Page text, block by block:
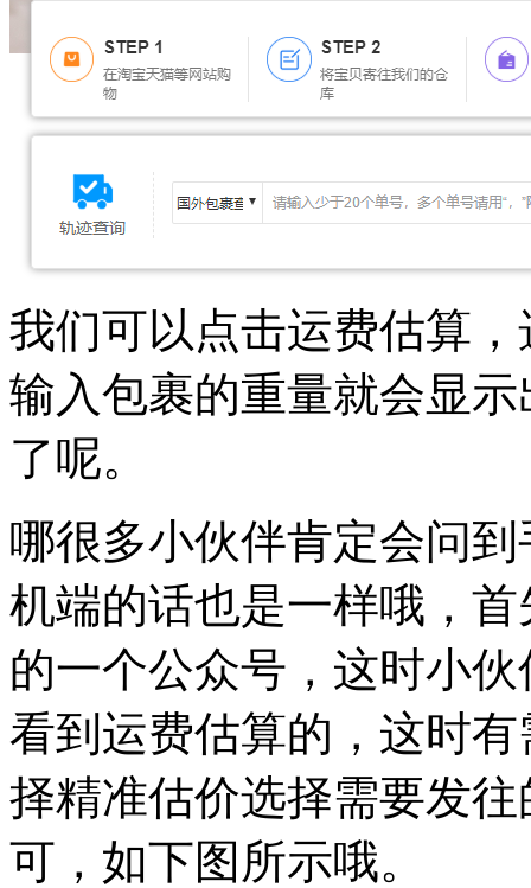
我们可以点击运费估算
输入包裹的重量就会显
了呢。
哪很多小伙伴肯定会问
机端的话也是一样哦，
的一个公众号，这时小
看到运费估算的，这时
择精准估价选择需要发
可，如下图所示哦。